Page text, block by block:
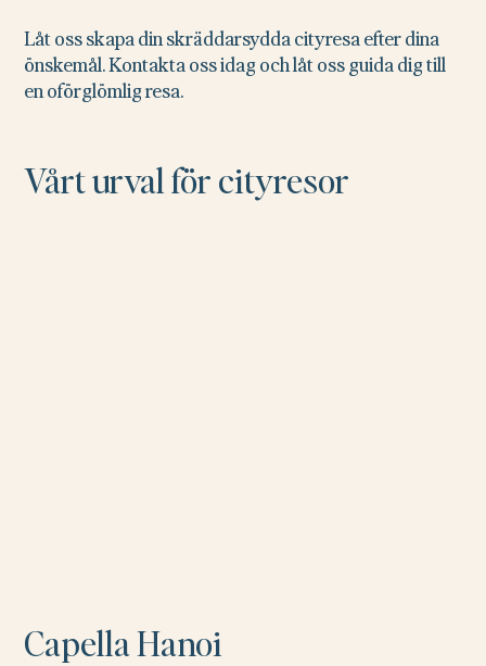
Vårt urval för cityresor
Capella Hanoi
Låt oss skapa din skräddarsydda cityresa efter dina
önskemål. Kontakta oss idag och låt oss guida dig till
en oförglömlig resa.